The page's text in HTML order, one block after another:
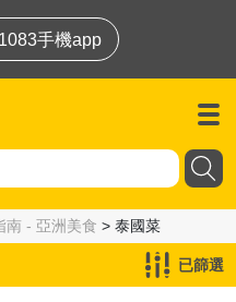
手機app
南 - 亞洲美食 > 泰國菜
已篩選